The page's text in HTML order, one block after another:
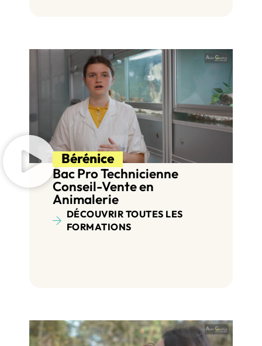
Bérénice
Bac Pro Technicienne
Conseil-Vente en
Animalerie
DÉCOUVRIR TOUTES LES
FORMATIONS